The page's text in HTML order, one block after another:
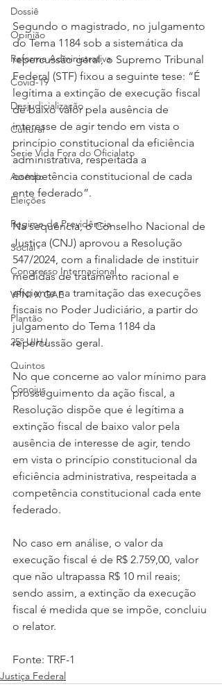
Dossiê
Opinião
Reforma Administrativa
Covid-19
Desjudicialização
Cultural
Serie Vida Fora do Oficialato
Assédio
Eleições
Regime de Previdência
Social
Congresso Internacional
VPNI X GAE
Plantão
25º UIHJ
Quintos
Conojus
Segundo o magistrado, no julgamento
do Tema 1184 sob a sistemática da
repercussão geral, o Supremo Tribunal
Federal (STF) fixou a seguinte tese: “É
legítima a extinção de execução fiscal
de baixo valor pela ausência de
interesse de agir tendo em vista o
princípio constitucional da eficiência
administrativa, respeitada a
competência constitucional de cada
ente federado”.
Na sequência, o Conselho Nacional de
Justiça (CNJ) aprovou a Resolução
547/2024, com a finalidade de instituir
medidas de tratamento racional e
eficiente na tramitação das execuções
fiscais no Poder Judiciário, a partir do
julgamento do Tema 1184 da
repercussão geral.
No que concerne ao valor mínimo para
prosseguimento da ação fiscal, a
Resolução dispõe que é legítima a
extinção fiscal de baixo valor pela
ausência de interesse de agir, tendo
em vista o princípio constitucional da
eficiência administrativa, respeitada a
competência constitucional cada ente
federado.
No caso em análise, o valor da
execução fiscal é de R$ 2.759,00, valor
que não ultrapassa R$ 10 mil reais;
sendo assim, a extinção da execução
fiscal é medida que se impõe, concluiu
o relator.
Fonte: TRF-1
Justiça Federal